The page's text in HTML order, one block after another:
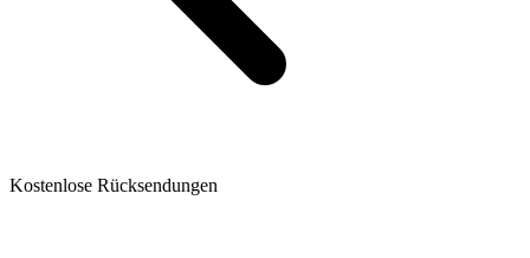
Kostenlose Rücksendungen